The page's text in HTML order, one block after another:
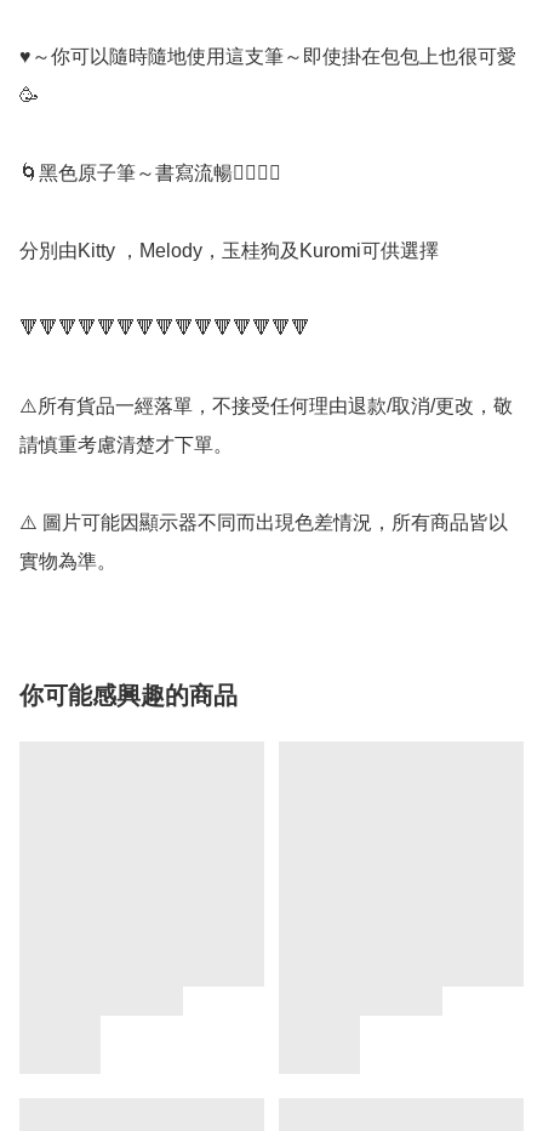
♥～你可以隨時隨地使用這支筆～即使掛在包包上也很可愛
🥳
🌀黑色原子筆～書寫流暢👍🏻🉐💯
分別由Kitty ，Melody，玉桂狗及Kuromi可供選擇
🔻🔻🔻🔻🔻🔻🔻🔻🔻🔻🔻🔻🔻🔻🔻
⚠️所有貨品一經落單，不接受任何理由退款/取消/更改，敬
請慎重考慮清楚才下單。
⚠️ 圖片可能因顯示器不同而出現色差情況，所有商品皆以
實物為準。
你可能感興趣的商品